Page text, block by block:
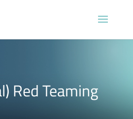
Red Teaming